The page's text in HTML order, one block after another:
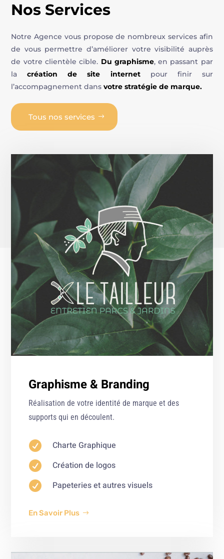
Nos Services
Notre Agence vous propose de nombreux services afin
de vous permettre d’améliorer votre visibilité auprès
de votre clientèle cible. Du graphisme, en passant par
lacréation de site internetpour finir sur
l’accompagnement dansvotre stratégie de marque.
Tous nos services
Graphisme & Branding
Réalisation de votre identité de marque et des
supports qui en découlent.
 Charte Graphique
 Création de logos
 Papeteries et autres visuels
En Savoir Plus